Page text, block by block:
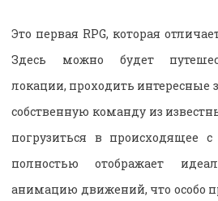
Это первая RPG, которая
Здесь можно будет
локации, проходить интересные
собственную команду из
погрузиться в происходящее
полностью отображает
анимацию движений, что особо